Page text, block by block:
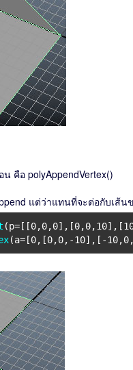
คือ polyAppendVertex()
แต่ว่าแทนที่จะต่อกับเส้
(a=[0,[0,0,-10],[-